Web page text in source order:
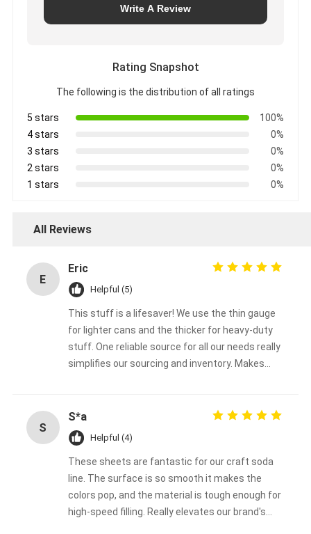
Write A Review
Rating Snapshot
The following is the distribution of all ratings
5 stars
100%
4 stars
0%
3 stars
0%
2 stars
0%
1 stars
0%
All Reviews
E
Eric
Helpful (5)
This stuff is a lifesaver! We use the thin gauge
for lighter cans and the thicker for heavy-duty
stuff. One reliable source for all our needs really
simplifies our sourcing and inventory. Makes
S
S*a
Helpful (4)
These sheets are fantastic for our craft soda
line. The surface is so smooth it makes the
colors pop, and the material is tough enough for
high-speed filling. Really elevates our brand's